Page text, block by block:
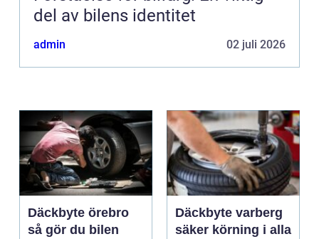
del av bilens identitet
admin 02 juli 2026
Däckbyte örebro
så gör du bilen
Däckbyte varberg
säker körning i alla